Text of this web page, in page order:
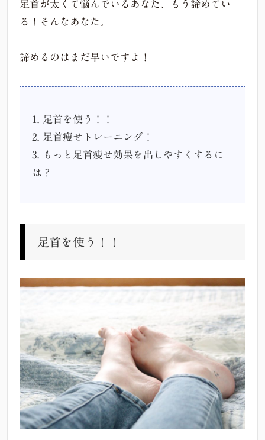
足首が太くて悩んでいるあなた、もう諦めてい
る！そんなあなた。
諦めるのはまだ早いですよ！
1. 足首を使う！！
2. 足首痩せトレーニング！
3. もっと足首痩せ効果を出しやすくするに
は？
足首を使う！！